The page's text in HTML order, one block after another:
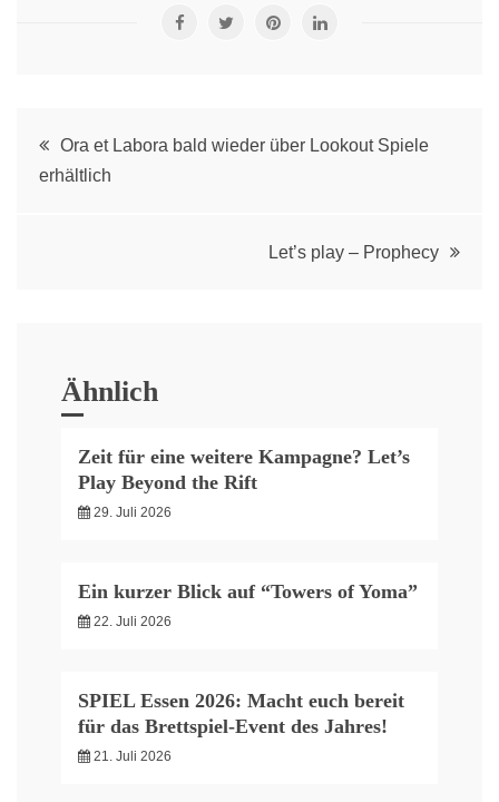
PostOra et Labora bald wieder über Lookout Spiele
erhältlich
Let’s play – Prophecy
Ähnlich
Zeit für eine weitere Kampagne? Let’s
Play Beyond the Rift
29. Juli 2026
Ein kurzer Blick auf “Towers of Yoma”
22. Juli 2026
SPIEL Essen 2026: Macht euch bereit
für das Brettspiel-Event des Jahres!
21. Juli 2026